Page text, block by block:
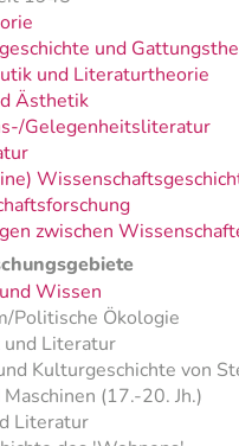
und
und Literaturtheorie
Ästhetik
Gelegenheitsliteratur
zwischen
Wissen
Politische Ökologie
Literatur
Kulturgeschichte von
(17.-20. Jh.)
Literatur